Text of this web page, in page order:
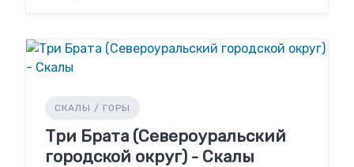
СКАЛЫ / ГОРЫ
Три Брата (Североуральский
городской округ) - Скалы